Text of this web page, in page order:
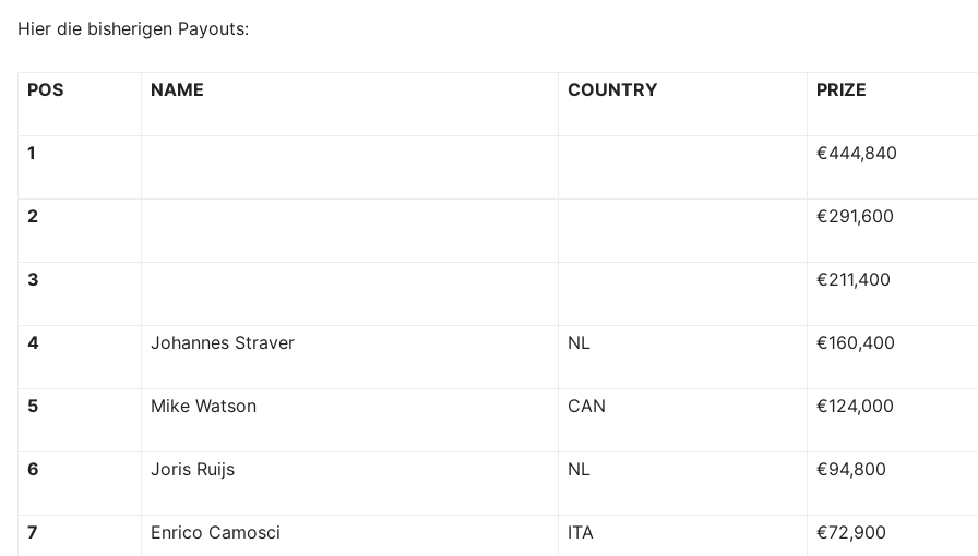
Hier die bisherigen Payouts:
POS NAME COUNTRY PRIZE
1 €444,840
2 €291,600
3 €211,400
4 Johannes Straver NL €160,400
5 Mike Watson CAN €124,000
6 Joris Ruijs NL €94,800
7 Enrico Camosci ITA €72,900